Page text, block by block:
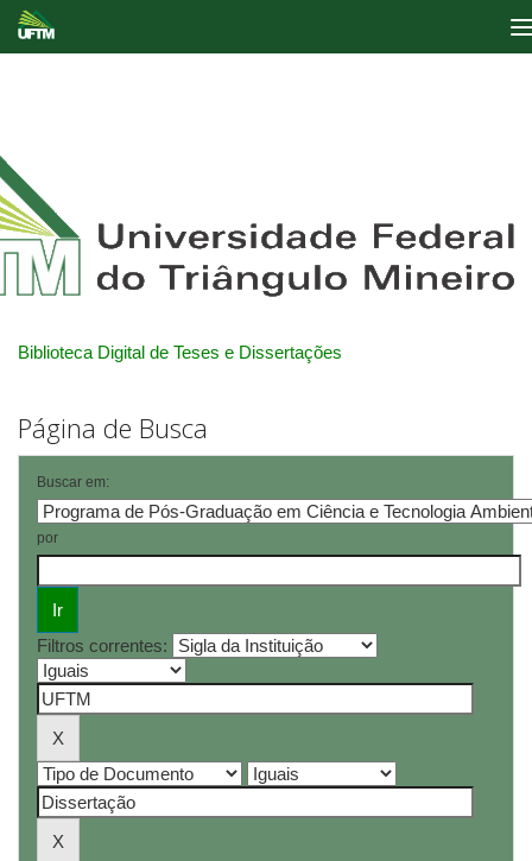
Biblioteca Digital de Teses e Dissertações
Página de Busca
Buscar em:
por
Filtros correntes: